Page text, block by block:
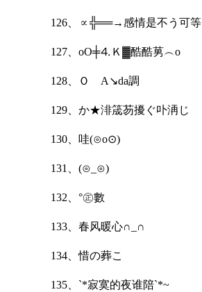
126、∝╬══→感情是不う可等
127、oО╪⒋Ｋ▓酷酷莮︵o
128、ＯゞA↘da調
129、か★渄筬芴擾ぐ卟洅じ
130、哇(⊙o⊙)
131、(⊙_⊙)
132、°㊣數
133、春风暖心∩_∩
134、惜の葬こ
135、`*寂寞的夜谁陪`*~